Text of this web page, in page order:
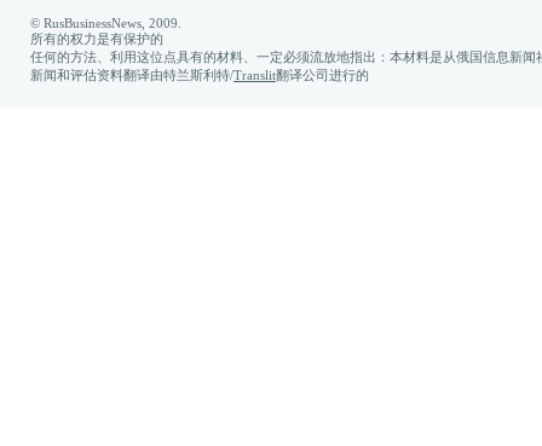
© RusBusinessNews, 2009.
所有的权力是有保护的
任何的方法、利用这位点具有的材料、一定必须流放地指出：本材料是从俄国信息新闻
新闻和评估资料翻译由特兰斯利特/Translit翻译公司进行的